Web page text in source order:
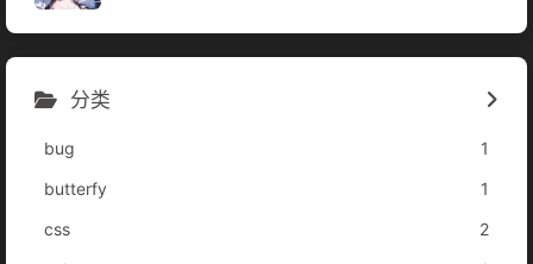
分类
bug
1
butterfy
1
css
2